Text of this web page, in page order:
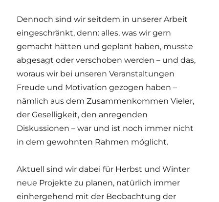
Dennoch sind wir seitdem in unserer Arbeit
eingeschränkt, denn: alles, was wir gern
gemacht hätten und geplant haben, musste
abgesagt oder verschoben werden – und das,
woraus wir bei unseren Veranstaltungen
Freude und Motivation gezogen haben –
nämlich aus dem Zusammenkommen Vieler,
der Geselligkeit, den anregenden
Diskussionen – war und ist noch immer nicht
in dem gewohnten Rahmen möglicht.
Aktuell sind wir dabei für Herbst und Winter
neue Projekte zu planen, natürlich immer
einhergehend mit der Beobachtung der